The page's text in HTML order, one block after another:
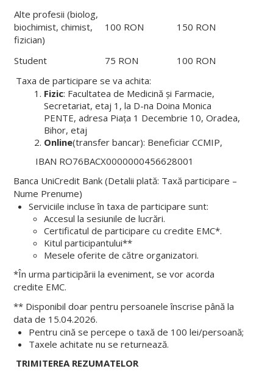
Alte profesii (biolog,
biochimist, chimist,
fizician)
100 RON 150 RON
Student 75 RON
100 RON
Taxa de participare se va achita:
Fizic: Facultatea de Medicină și Farmacie,
Secretariat, etaj 1, la D-na Doina Monica
PENTE, adresa Piaţa 1 Decembrie 10, Oradea,
Bihor, etaj
Online(transfer bancar): Beneficiar CCMIP,
IBAN RO76BACX0000000456628001
Banca UniCredit Bank (Detalii plată: Taxă participare –
Nume Prenume)
Serviciile incluse în taxa de participare sunt:
Accesul la sesiunile de lucrări.
Certificatul de participare cu credite EMC*.
Kitul participantului**
Mesele oferite de către organizatori.
*În urma participării la eveniment, se vor acorda
credite EMC.
** Disponibil doar pentru persoanele înscrise până la
data de 15.04.2026.
Pentru cină se percepe o taxă de 100 lei/persoană;
Taxele achitate nu se returnează.
TRIMITEREA REZUMATELOR